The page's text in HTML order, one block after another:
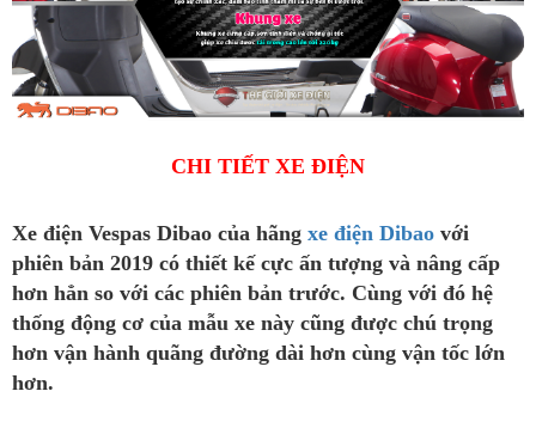
CHI TIẾT XE ĐIỆN
Xe điện Vespas Dibao của hãng xe điện Dibao với
phiên bản 2019 có thiết kế cực ấn tượng và nâng cấp
hơn hẳn so với các phiên bản trước. Cùng với đó hệ
thống động cơ của mẫu xe này cũng được chú trọng
hơn vận hành quãng đường dài hơn cùng vận tốc lớn
hơn.